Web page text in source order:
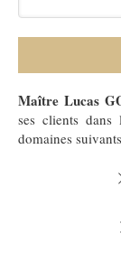
Maître Lucas
ses clients dans
domaines